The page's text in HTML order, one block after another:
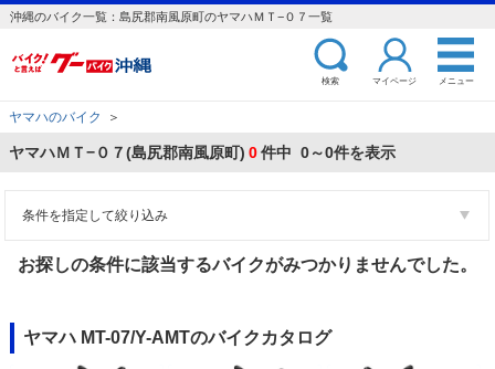
沖縄のバイク一覧：島尻郡南風原町のヤマハＭＴ−０７一覧
検索 マイページ メニュー
ヤマハのバイク ＞
ヤマハＭＴ−０７(島尻郡南風原町) 0件中 0～0件を表示
条件を指定して絞り込み
お探しの条件に該当するバイクがみつかりませんでした。
ヤマハ MT-07/Y-AMTのバイクカタログ